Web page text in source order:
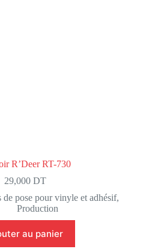
R’Deer RT-730
29,000DT
de pose pour vinyle et adhésif,
Production
au panier